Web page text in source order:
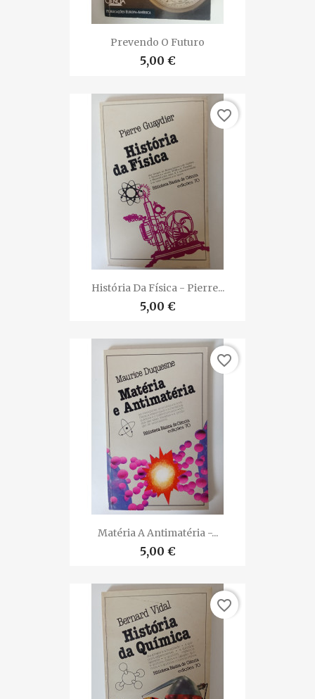
Prevendo O Futuro
5,00 €
História Da Física - Pierre...
5,00 €
favorite_border
Matéria A Antimatéria -...
5,00 €
favorite_border
favorite_border